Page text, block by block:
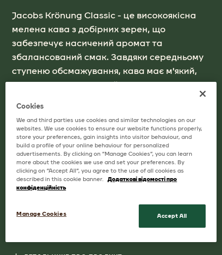
Jacobs Krönung Classic - це високоякісна
мелена кава з добірних зерен, що
забезпечує насичений аромат та
збалансований смак. Завдяки середньому
ступеню обсмажування, кава має м'який,
але водночас виразний характер з легкими
Доступні розміри
70G, 200G, 400G
Cookies
We and third parties use cookies and similar technologies on our
websites. We use cookies to ensure our website functions properly,
store your preferences, gain insights into visitor behaviour, and
build a profile of your online behaviour for personalized
advertisements. By clicking on “Manage Cookies”, you can learn
more about the cookies we use and set your preferences. By
clicking on “Accept All”, you agree to the use of all cookies as
described in this cookie banner. Додаткові відомості про
конфіденційність
Manage Cookies Accept All